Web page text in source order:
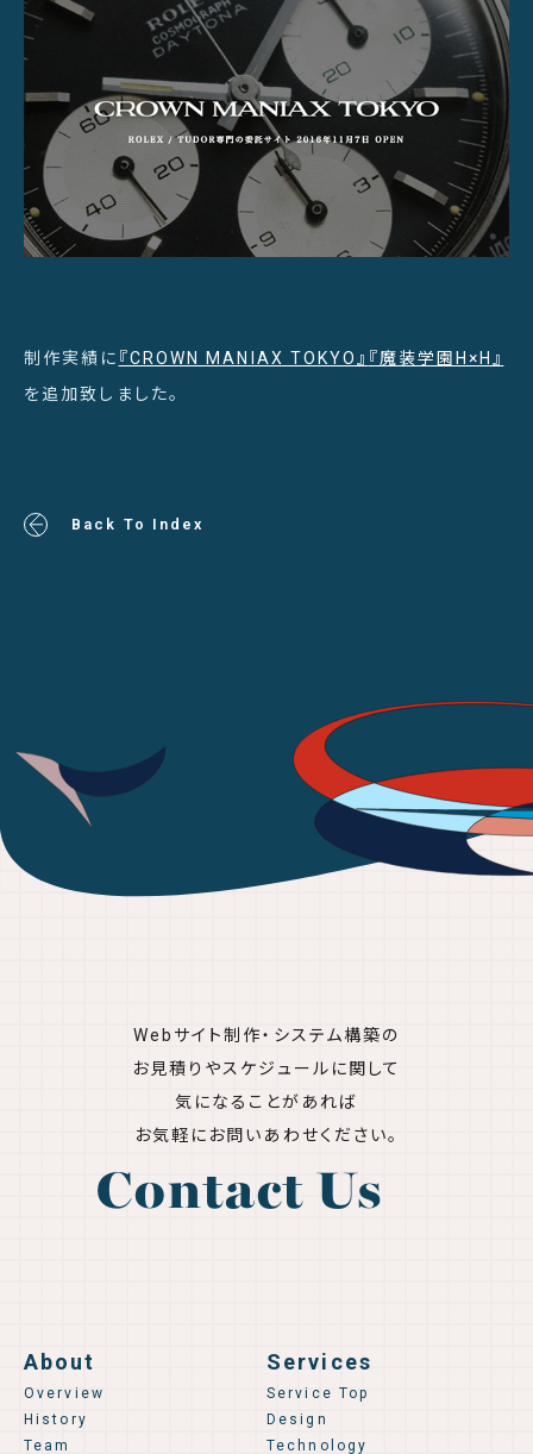
制作実績に 『CROWN MANIAX TOKYO』 『魔装学園H×H』
を追加致しました。
Back To Index
Webサイト制作・システム構築の
お見積りやスケジュールに関して
気になることがあれば
お気軽にお問いあわせください。
Contact Us
About
Overview
History
Team
Services
Service Top
Design
Technology